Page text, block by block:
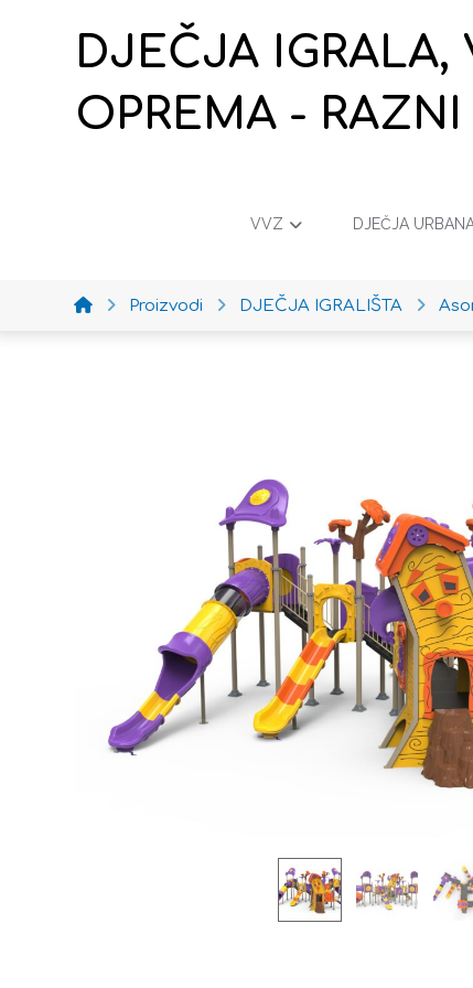
DJEČJA IGRALA,
OPREMA -
VVZ DJEČJA
Proizvodi DJEČJA IGRALIŠTA